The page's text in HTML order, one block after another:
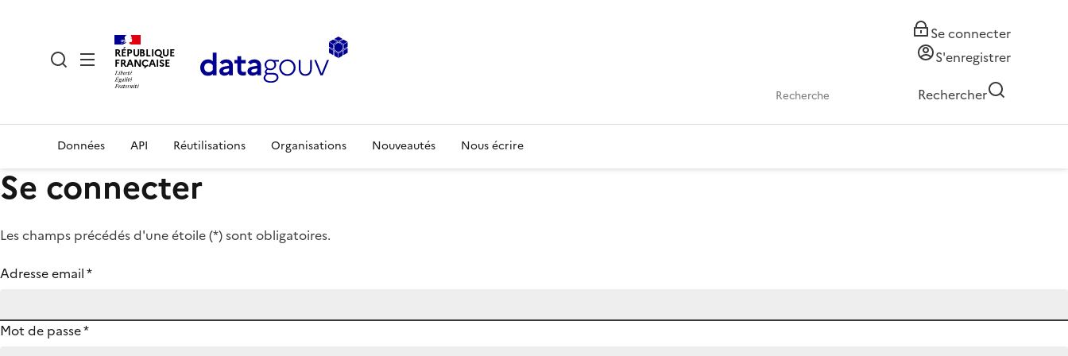
RÉPUBLIQUE
FRANÇAISE
Se connecter
S'enregistrer
Rechercher
Données API Réutilisations Organisations Nouveautés Nous écrire
Se connecter
Les champs précédés d'une étoile (*) sont obligatoires.
Adresse email*
Mot de passe*